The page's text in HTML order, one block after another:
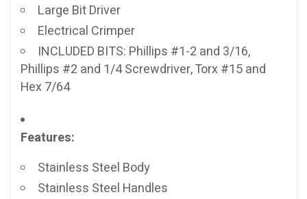
Large Bit Driver
Electrical Crimper
INCLUDED BITS: Phillips #1-2 and 3/16,
Phillips #2 and 1/4 Screwdriver, Torx #15 and
Hex 7/64
Features:
Stainless Steel Body
Stainless Steel Handles